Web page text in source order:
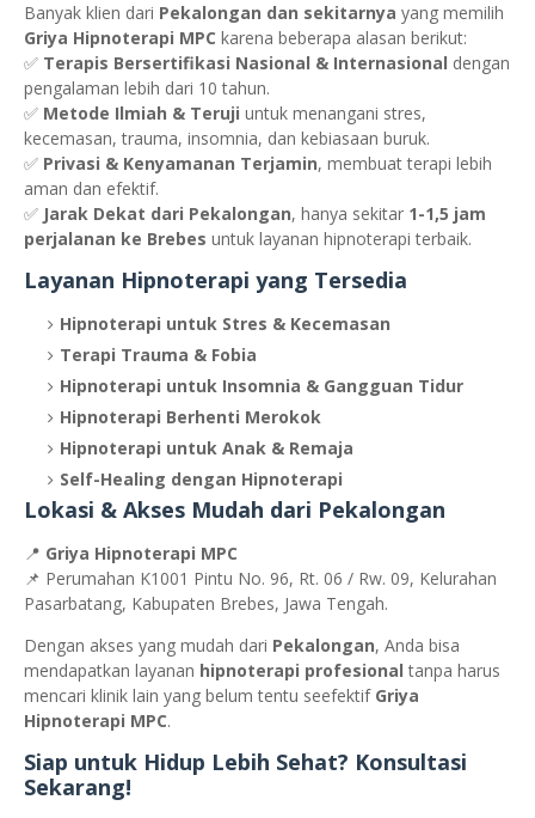
Banyak klien dari Pekalongan dan sekitarnya yang memilih
Griya Hipnoterapi MPC karena beberapa alasan berikut:
✅ Terapis Bersertifikasi Nasional & Internasional dengan
pengalaman lebih dari 10 tahun.
✅ Metode Ilmiah & Teruji untuk menangani stres,
kecemasan, trauma, insomnia, dan kebiasaan buruk.
✅ Privasi & Kenyamanan Terjamin, membuat terapi lebih
aman dan efektif.
✅ Jarak Dekat dari Pekalongan, hanya sekitar 1-1,5 jam
perjalanan ke Brebes untuk layanan hipnoterapi terbaik.
Layanan Hipnoterapi yang Tersedia
Hipnoterapi untuk Stres & Kecemasan
Terapi Trauma & Fobia
Hipnoterapi untuk Insomnia & Gangguan Tidur
Hipnoterapi Berhenti Merokok
Hipnoterapi untuk Anak & Remaja
Self-Healing dengan Hipnoterapi
Lokasi & Akses Mudah dari Pekalongan
📍 Griya Hipnoterapi MPC
📌 Perumahan K1001 Pintu No. 96, Rt. 06 / Rw. 09, Kelurahan
Pasarbatang, Kabupaten Brebes, Jawa Tengah.
Dengan akses yang mudah dari Pekalongan, Anda bisa
mendapatkan layanan hipnoterapi profesional tanpa harus
mencari klinik lain yang belum tentu seefektif Griya
Hipnoterapi MPC.
Siap untuk Hidup Lebih Sehat? Konsultasi
Sekarang!